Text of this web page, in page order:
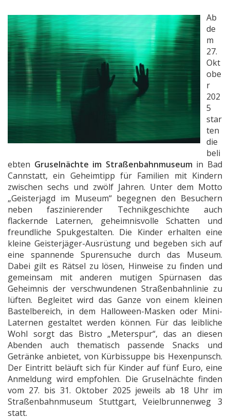
Ab
de
m
27.
Okt
obe
r
202
5
star
ten
die
beli
ebten Gruselnächte im Straßenbahnmuseum in Bad
Cannstatt, ein Geheimtipp für Familien mit Kindern
zwischen sechs und zwölf Jahren. Unter dem Motto
„Geisterjagd im Museum“ begegnen den Besuchern
neben faszinierender Technikgeschichte auch
flackernde Laternen, geheimnisvolle Schatten und
freundliche Spukgestalten. Die Kinder erhalten eine
kleine Geisterjäger-Ausrüstung und begeben sich auf
eine spannende Spurensuche durch das Museum.
Dabei gilt es Rätsel zu lösen, Hinweise zu finden und
gemeinsam mit anderen mutigen Spürnasen das
Geheimnis der verschwundenen Straßenbahnlinie zu
lüften. Begleitet wird das Ganze von einem kleinen
Bastelbereich, in dem Halloween-Masken oder Mini-
Laternen gestaltet werden können. Für das leibliche
Wohl sorgt das Bistro „Meterspur“, das an diesen
Abenden auch thematisch passende Snacks und
Getränke anbietet, von Kürbissuppe bis Hexenpunsch.
Der Eintritt beläuft sich für Kinder auf fünf Euro, eine
Anmeldung wird empfohlen. Die Gruselnächte finden
vom 27. bis 31. Oktober 2025 jeweils ab 18 Uhr im
Straßenbahnmuseum Stuttgart, Veielbrunnenweg 3
statt.